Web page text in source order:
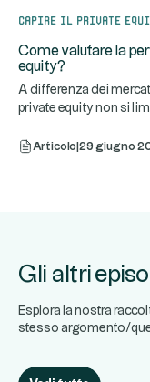
Capire il private
Come valutare la
equity?
A differenza dei
private equity non si
Articolo 29 giugno
Gli altri
Esplora la nostra
stesso argomento/